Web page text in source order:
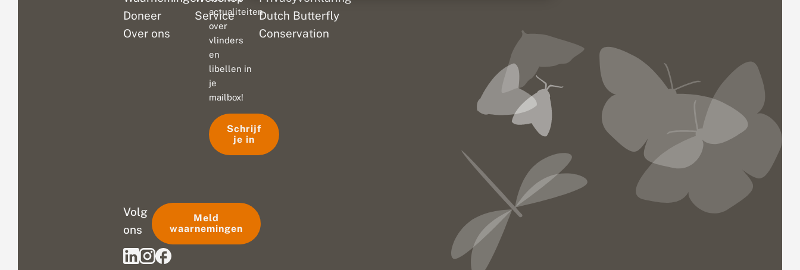
Doneer
Over ons
Service
Dutch Butterfly
Conservation
actualiteiten
over
vlinders
en
libellen in
je
mailbox!
Schrijf
je in
Volg
ons
Meld
waarnemingen